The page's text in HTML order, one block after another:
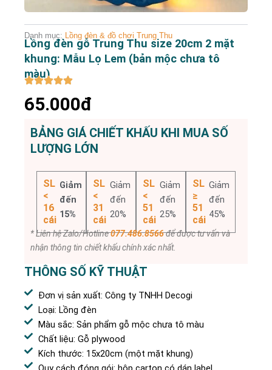
Danh mục: Lồng đèn & đồ chơi Trung Thu
Lồng đèn gỗ Trung Thu size 20cm 2 mặt
khung: Mẫu Lọ Lem (bản mộc chưa tô
màu)
65.000đ
BẢNG GIÁ CHIẾT KHẤU KHI MUA SỐ
LƯỢNG LỚN
SL
<
16
cái
Giảm
đến
15%
SL
<
31
cái
Giảm
đến
20%
SL
<
51
cái
Giảm
đến
25%
SL
≥
51
cái
Giảm
đến
45%
* Liên hệ Zalo/Hotline077.486.8566để được tư vấn và
nhận thông tin chiết khấu chính xác nhất.
THÔNG SỐ KỸ THUẬT
Đơn vị sản xuất: Công ty TNHH Decogi
Loại: Lồng đèn
Màu sắc: Sản phẩm gỗ mộc chưa tô màu
Chất liệu: Gỗ plywood
Kích thước: 15x20cm (một mặt khung)